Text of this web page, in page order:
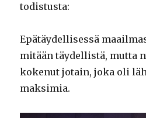
todistusta:
Epätäydellisessä
mitään täydellistä, mutta
kokenut jotain, joka oli
maksimia.